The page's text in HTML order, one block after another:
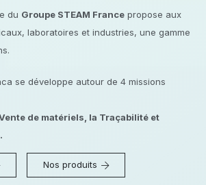
du Groupe STEAM Francepropose aux
laboratoires et industries, une gamme
se développe autour de 4 missions
de matériels, la Traçabilité et
Nos produits